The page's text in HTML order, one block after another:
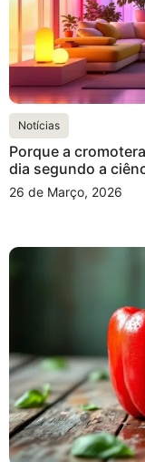
Notícias
Porque a
dia segundo a
26 de Março, 2026